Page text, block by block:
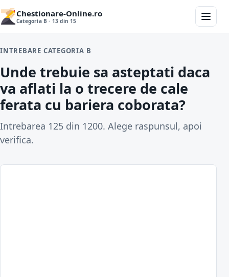
Chestionare-Online.ro
Categoria B · 13 din 15
INTREBARE CATEGORIA B
Unde trebuie sa asteptati daca
va aflati la o trecere de cale
ferata cu bariera coborata?
Intrebarea 125 din 1200. Alege raspunsul, apoi
verifica.